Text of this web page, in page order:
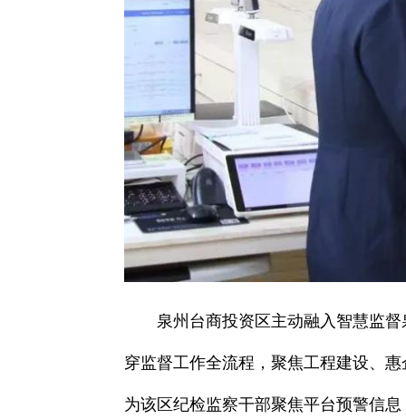
泉州台商投资区主动融入智慧监
穿监督工作全流程，聚焦工程建设、
为该区纪检监察干部聚焦平台预警信